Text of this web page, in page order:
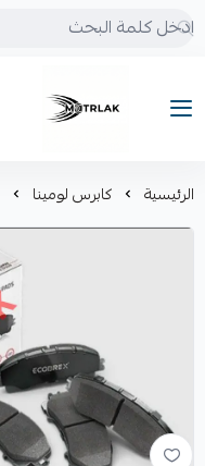
Motrlak
الرئيسية كابرس لومينا